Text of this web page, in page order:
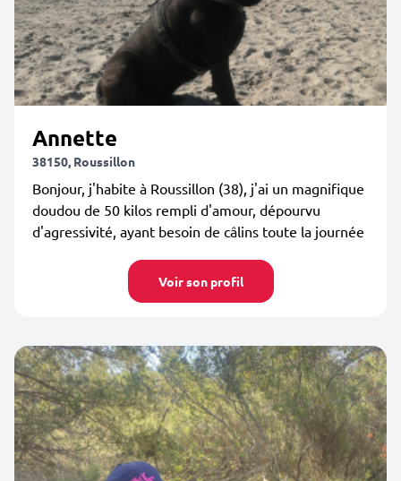
Annette
38150, Roussillon
Bonjour, j'habite à Roussillon (38), j'ai un magnifique
doudou de 50 kilos rempli d'amour, dépourvu
d'agressivité, ayant besoin de câlins toute la journée
Voir son profil